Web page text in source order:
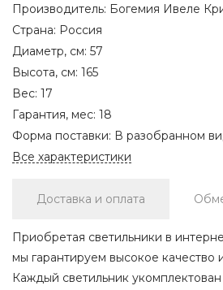
Производитель: Богемия Ивеле
Страна: Россия
Диаметр, см: 57
Высота, см: 165
Вес: 17
Гарантия, мес: 18
Форма поставки: В разобранном
Все характеристики
Доставка и оплата
Приобретая светильники в
мы гарантируем высокое качество
Каждый светильник